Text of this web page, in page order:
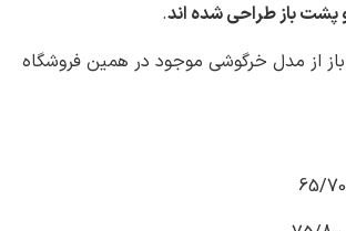
طراحی شده اند.
خرگوشی موجود در همین فروشگاه